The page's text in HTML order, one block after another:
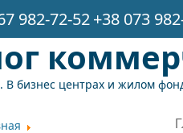
982-72-52+38 073
В бизнес центрах и жилом